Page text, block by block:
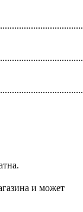
и может